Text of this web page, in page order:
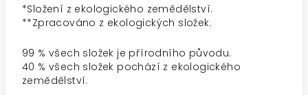
*Složení z ekologického zemědělství.
**Zpracováno z ekologických složek.
99 % všech složek je přírodního původu.
40 % všech složek pochází z ekologického
zemědělství.